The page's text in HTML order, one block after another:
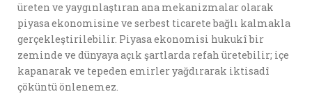
üreten ve yaygınlaştıran ana mekanizmalar olarak
piyasa ekonomisine ve serbest ticarete bağlı kalmakla
gerçekleştirilebilir. Piyasa ekonomisi hukukî bir
zeminde ve dünyaya açık şartlarda refah üretebilir; içe
kapanarak ve tepeden emirler yağdırarak iktisadî
çöküntü önlenemez.